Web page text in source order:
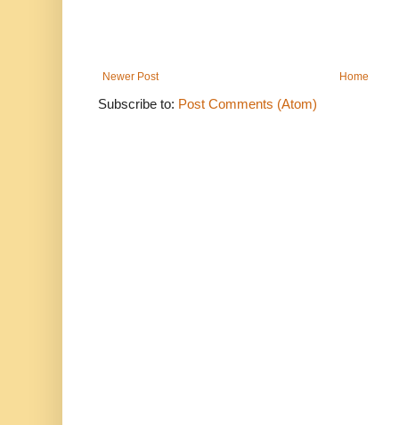
Newer Post Home
Subscribe to: Post Comments (Atom)